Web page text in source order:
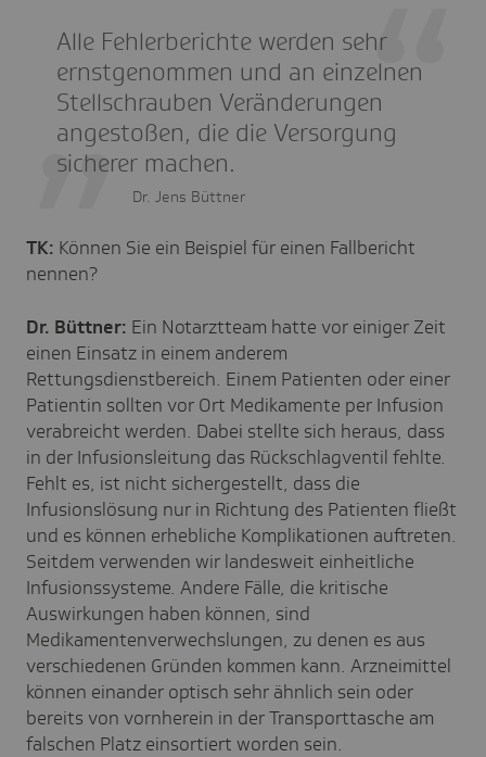
Alle Fehlerberichte werden sehr
ernstgenommen und an einzelnen
Stellschrauben Veränderungen
angestoßen, die die Versorgung
sicherer machen.
Dr. Jens Büttner
TK: Können Sie ein Beispiel für einen Fallbericht
nennen?
Dr. Büttner: Ein Notarztteam hatte vor einiger Zeit
einen Einsatz in einem anderem
Rettungsdienstbereich. Einem Patienten oder einer
Patientin sollten vor Ort Medikamente per Infusion
verabreicht werden. Dabei stellte sich heraus, dass
in der Infusionsleitung das Rückschlagventil fehlte.
Fehlt es, ist nicht sichergestellt, dass die
Infusionslösung nur in Richtung des Patienten fließt
und es können erhebliche Komplikationen auftreten.
Seitdem verwenden wir landesweit einheitliche
Infusionssysteme. Andere Fälle, die kritische
Auswirkungen haben können, sind
Medikamentenverwechslungen, zu denen es aus
verschiedenen Gründen kommen kann. Arzneimittel
können einander optisch sehr ähnlich sein oder
bereits von vornherein in der Transporttasche am
falschen Platz einsortiert worden sein.